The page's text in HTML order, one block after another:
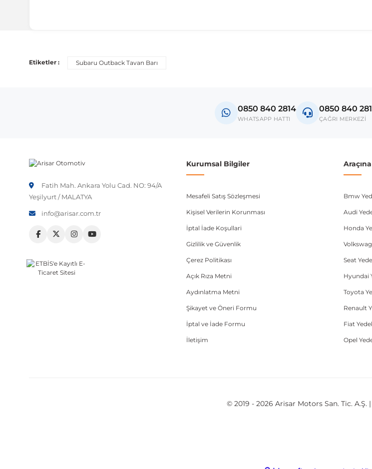
Araç üreticileri aynı model yılı içerisinde farklı donanım ve kasa tipleri kullanabilmektedir.
Etiketler : Subaru Outback Tavan Barı
0850 840 2814
WHATSAPP HATTI
0850 840
ÇAĞRI MERKEZİ
Fatih Mah. Ankara Yolu Cad. NO: 94/A
Yeşilyurt / MALATYA
info@arisar.com.tr
Kurumsal Bilgiler
Mesafeli Satış Sözleşmesi
Kişisel Verilerin Korunması
İptal İade Koşullari
Gizlilik ve Güvenlik
Çerez Politikası
Açık Rıza Metni
Aydınlatma Metni
Şikayet ve Öneri Formu
İptal ve İade Formu
İletişim
Bmw
Audi
Honda
Seat
Hyundai
Toyota
Renault
Fiat
Opel
© 2019 - 2026 Arisar Motors San. Tic. A.Ş. |